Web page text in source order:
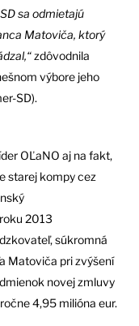
sa odmietajú
Matoviča, ktorý
zdôvodnila
výbore jeho
SD).
OĽaNO aj na fakt,
starej kompy cez
2013
súkromná
Matoviča pri zvýšení
novej zmluvy
4,95 milióna eur.